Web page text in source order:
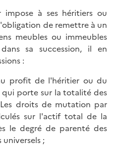
impose à ses héritiers ou
de remettre à un
meubles ou immeubles
sa succession, il en
:
profit de l'héritier ou du
porte sur la totalité des
Les droits de mutation par
sur l'actif total de la
le degré de parenté des
;